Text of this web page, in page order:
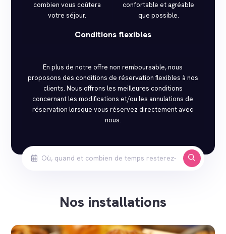
combien vous coûtera
votre séjour.
confortable et agréable
que possible.
Conditions flexibles
En plus de notre offre non remboursable, nous
proposons des conditions de réservation flexibles à nos
clients. Nous offrons les meilleures conditions
concernant les modifications et/ou les annulations de
réservation lorsque vous réservez directement avec
nous.
Nos installations